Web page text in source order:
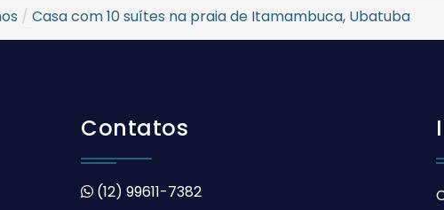
Casa com 10 suítes na praia de Itamambuca, Ubatuba
Contatos
(12) 99611-7382